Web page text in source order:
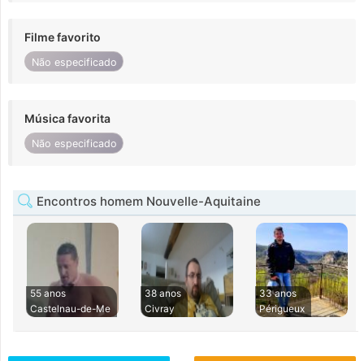
Filme favorito
Não especificado
Música favorita
Não especificado
Encontros homem Nouvelle-Aquitaine
55 anos
Castelnau-de-Me
38 anos
Civray
33 anos
Périgueux